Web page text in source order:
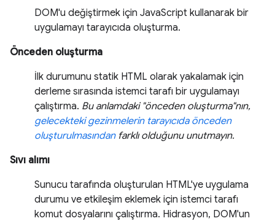
DOM'u değiştirmek için JavaScript kullanarak bir
uygulamayı tarayıcıda oluşturma.
Önceden oluşturma
İlk durumunu statik HTML olarak yakalamak için
derleme sırasında istemci tarafı bir uygulamayı
çalıştırma. Bu anlamdaki "önceden oluşturma"nın,
gelecekteki gezinmelerin tarayıcıda önceden
oluşturulmasındanfarklı olduğunu unutmayın.
Sıvı alımı
Sunucu tarafında oluşturulan HTML'ye uygulama
durumu ve etkileşim eklemek için istemci tarafı
komut dosyalarını çalıştırma. Hidrasyon, DOM'un